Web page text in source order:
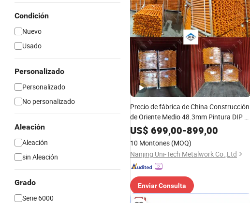
Condición
Nuevo
Usado
Personalizado
Personalizado
No personalizado
Aleación
Aleación
sin Aleación
Grado
Serie 6000
Precio de fábrica de China Construcción
de Oriente Medio 48.3mm Pintura DIP o
Galvanizado Q235 Sistema de
andamios Cuplock estándar / Ledger
para ventas
US$ 699,00-899,00
10 Montones (MOQ)
Nanjing Uni-Tech Metalwork Co.,Ltd
Enviar Consulta